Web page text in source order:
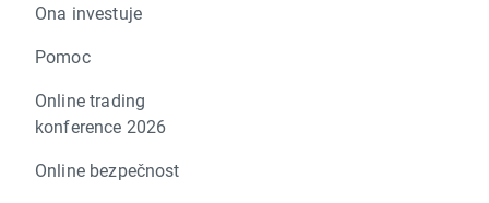
Ona investuje
Pomoc
Online trading
konference 2026
Online bezpečnost